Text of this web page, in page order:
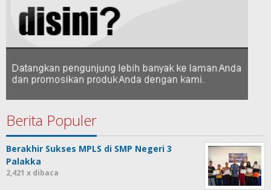
Berita Populer
Berakhir Sukses MPLS di SMP Negeri 3
Palakka
2,421 x dibaca